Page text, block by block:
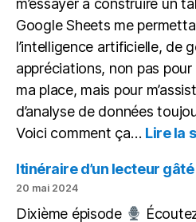
m’essayer à construire un
Google Sheets me
l’intelligence artificielle, de
appréciations, non pas
ma place, mais pour
d’analyse de données
Voici comment ça… Lire la
Itinéraire d’un lecteur
20 mai 2024
Dixième épisode